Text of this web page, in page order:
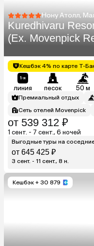
Нону Атолл,
Kuredhivaru
(Ex. Movenpick
Кешбэк 4% по карте Т-
линия песок 50 м
Премиальный отдых
Сеть отелей Movenpick
от 539 312 ₽
1 сент. - 7 сент., 6 ночей
Выгодные туры на
от 645 425 ₽
3 сент. - 11 сент., 8 н.
Кешбэк + 30 879